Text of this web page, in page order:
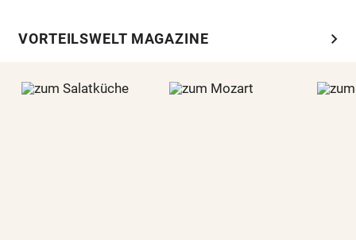
VORTEILSWELT MAGAZINE chevron_right